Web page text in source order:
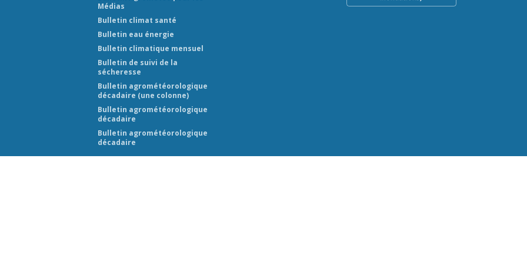
Médias
Bulletin climat santé
Bulletin eau énergie
Bulletin climatique mensuel
Bulletin de suivi de la
sécheresse
Bulletin agrométéorologique
décadaire (une colonne)
Bulletin agrométéorologique
décadaire
Bulletin agrométéorologique
décadaire